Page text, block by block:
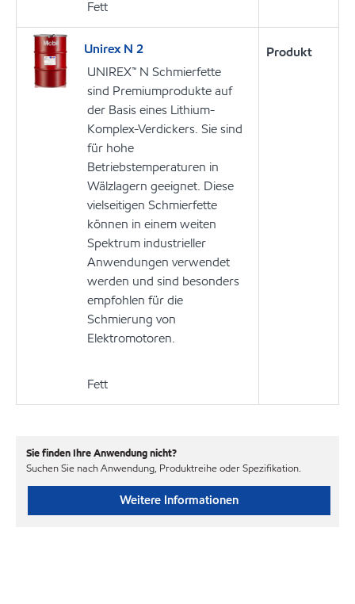
Fett
Unirex N 2
UNIREX™ N Schmierfette
sind Premiumprodukte auf
der Basis eines Lithium-
Komplex-Verdickers. Sie sind
für hohe
Betriebstemperaturen in
Wälzlagern geeignet. Diese
vielseitigen Schmierfette
können in einem weiten
Spektrum industrieller
Anwendungen verwendet
werden und sind besonders
empfohlen für die
Schmierung von
Elektromotoren.
Fett
Produkt
Sie finden Ihre Anwendung nicht?
Suchen Sie nach Anwendung, Produktreihe oder Spezifikation.
Weitere Informationen